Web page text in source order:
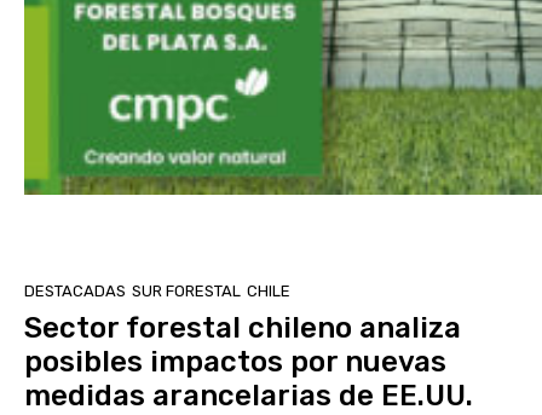
DESTACADAS SUR FORESTAL CHILE
Sector forestal chileno analiza
posibles impactos por nuevas
medidas arancelarias de EE.UU.